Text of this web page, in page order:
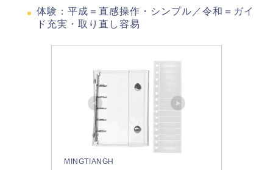
体験：平成＝直感操作・シンプル／令和＝ガイ
ド充実・取り直し容易
MINGTIANGH